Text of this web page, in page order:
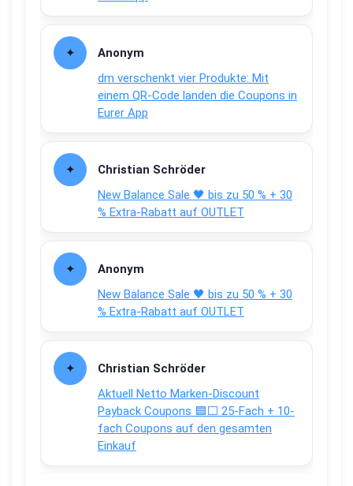
Anonym
dm verschenkt vier Produkte: Mit
einem QR-Code landen die Coupons in
Eurer App
Christian Schröder
New Balance Sale 🖤 bis zu 50 % + 30
% Extra-Rabatt auf OUTLET
Anonym
New Balance Sale 🖤 bis zu 50 % + 30
% Extra-Rabatt auf OUTLET
Christian Schröder
Aktuell Netto Marken-Discount
Payback Coupons 🟦⬜ 25-Fach + 10-
fach Coupons auf den gesamten
Einkauf